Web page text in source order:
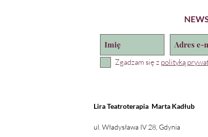
Zgadzam się z polityką
Lira Teatroterapia Marta Kadłub
ul. Władysława IV 28, Gdynia